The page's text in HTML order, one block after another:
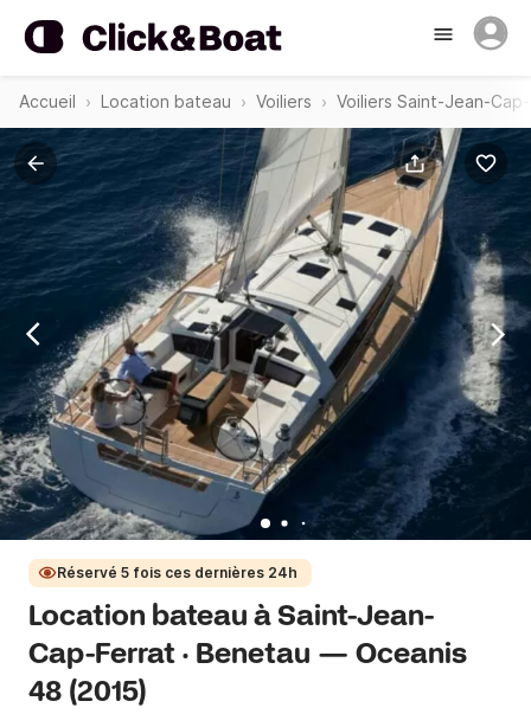
Accueil Location bateau Voiliers Voiliers Saint-Jean-
Réservé 5 fois ces dernières 24h
Location bateau à Saint-Jean-
Cap-Ferrat · Benetau — Oceanis
48 (2015)